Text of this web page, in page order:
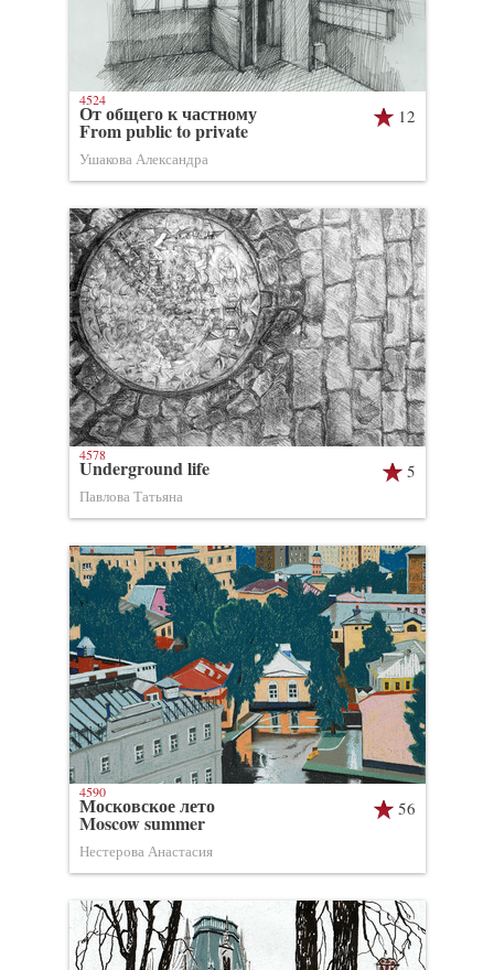
12
От общего к частному
From public to private
Ушакова Александра
4524
5
Underground life
Павлова Татьяна
4578
56
Московское лето
Moscow summer
Нестерова Анастасия
4590